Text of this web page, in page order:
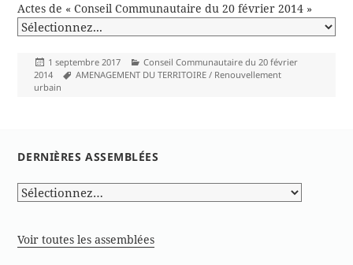
Actes de « Conseil Communautaire du 20 février 2014 »
Publié
le
1 septembre 2017 Catégories
Conseil Communautaire du 20 février
2014
Mots-
AMENAGEMENT DU TERRITOIRE / Renouvellement
urbain
DERNIÈRES ASSEMBLÉES
Voir toutes les assemblées